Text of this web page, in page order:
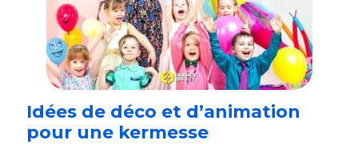
Idées de déco et d’animation
pour une kermesse